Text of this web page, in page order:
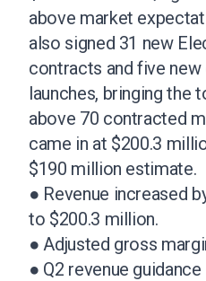
above market
also signed 31 new
contracts and five
launches, bringing the
above 70 contracted
came in at $200.3
$190 million estimate.
● Revenue increased
to $200.3 million.
● Adjusted gross
● Q2 revenue